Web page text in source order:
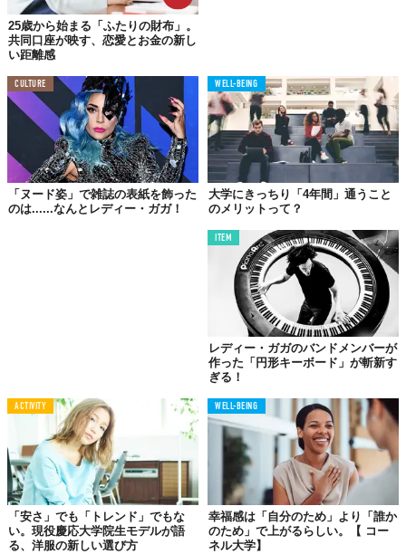
「わたしにとってやりたくないことに対してNoと言うこと
は、自分の存在を示す証拠です。やるかやらないかを選ぶ
のは、あなたの権利です。信じるか信じないか、自分の視
利なのです。間違っているでしょうか？
わたしは笑顔で大勢の人と握手なんてしたくありません。
セルフィーで時間を無駄にしたくもありません。お金のた
めに人を使うのも好きじゃありません。働きすぎていても
悲しくなります。お金を生み出すためのロボットにでもな
った感じがしてきます。だから、NOと言います。
いつも、これは本当にやりたいことだろうか？と考えま
す。もしその答えがNOだったら、わたしはやりたくないと
言うでしょう」
04.
「私はただ〇〇なだけじゃない」
25歳から始まる「ふたりの財布」。
共同口座が映す、恋愛とお金の新し
い距離感
CULTURE
「ヌード姿」で雑誌の表紙を飾った
のは......なんとレディー・ガガ！
WELL-BEING
大学にきっちり「4年間」通うこと
のメリットって？
ITEM
レディー・ガガのバンドメンバーが
作った「円形キーボード」が斬新す
ぎる！
ACTIVITY
「安さ」でも「トレンド」でもな
い。現役慶応大学院生モデルが語
る、洋服の新しい選び方
WELL-BEING
幸福感は「自分のため」より「誰か
のため」で上がるらしい。【 コー
ネル大学】